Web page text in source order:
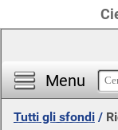
Menu
Tutti gli sfondi /